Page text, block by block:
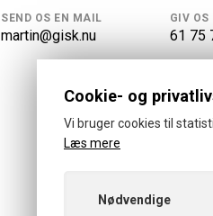
SEND OS EN MAIL
martin@gisk.nu
GIV OS
61 75
Cookie- og
Vi bruger cookies til
Læs mere
Nødvendige